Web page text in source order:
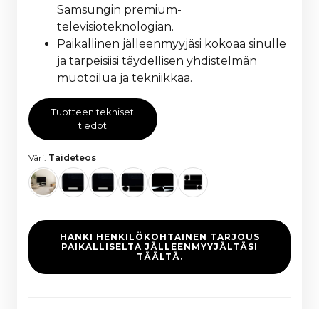
Samsungin premium-
televisioteknologian.
Paikallinen jälleenmyyjäsi kokoaa sinulle
ja tarpeisiisi täydellisen yhdistelmän
muotoilua ja tekniikkaa.
Tuotteen tekniset
tiedot
Väri: Taideteos
HANKI HENKILÖKOHTAINEN TARJOUS
PAIKALLISELTA JÄLLEENMYYJÄLTÄSI
TÄÄLTÄ.